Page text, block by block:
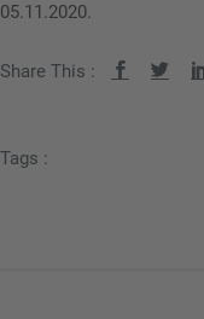
05.11.2020.
Share This :
Tags :